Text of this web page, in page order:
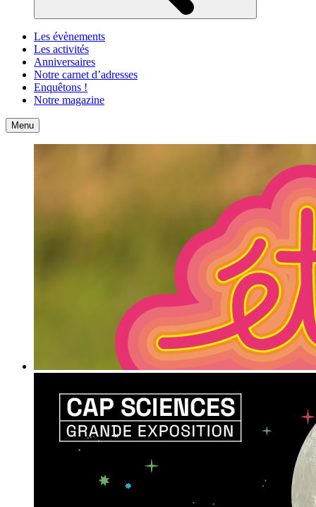
Les évènements
Les activités
Anniversaires
Notre carnet d’adresses
Enquêtons !
Notre magazine
Accueil
Menu Contact